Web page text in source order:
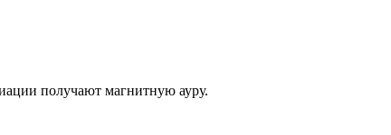
получают магнитную ауру.